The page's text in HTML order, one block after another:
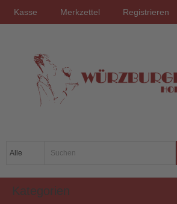
Kasse Merkzettel Registrieren
Kategorien